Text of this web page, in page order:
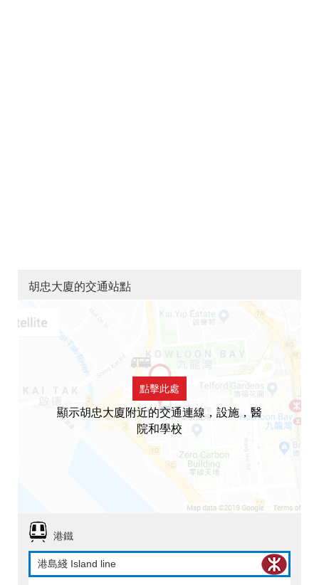
胡忠大廈的交通站點
點擊此處
顯示胡忠大廈附近的交通連線，設施，醫
院和學校
港鐵
港島綫 Island line